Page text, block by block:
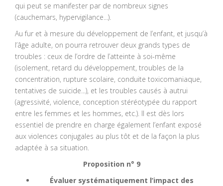
qui peut se manifester par de nombreux signes
(cauchemars, hypervigilance...).
Au fur et à mesure du développement de l’enfant, et jusqu’à
l’âge adulte, on pourra retrouver deux grands types de
troubles : ceux de l’ordre de l’atteinte à soi-même
(isolement, retard du développement, troubles de la
concentration, rupture scolaire, conduite toxicomaniaque,
tentatives de suicide...), et les troubles causés à autrui
(agressivité, violence, conception stéréotypée du rapport
entre les femmes et les hommes, etc.). Il est dès lors
essentiel de prendre en charge également l’enfant exposé
aux violences conjugales au plus tôt et de la façon la plus
adaptée à sa situation.
Proposition n° 9
Évaluer systématiquement l’impact des